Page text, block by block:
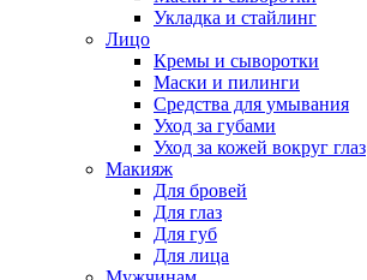
Укладка и стайлинг
Лицо
Кремы и сыворотки
Маски и пилинги
Средства для умывания
Уход за губами
Уход за кожей вокруг глаз
Макияж
Для бровей
Для глаз
Для губ
Для лица